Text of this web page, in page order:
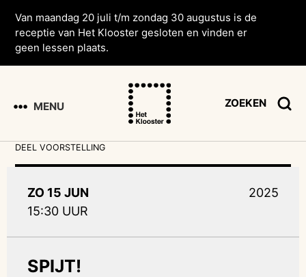
Van maandag 20 juli t/m zondag 30 augustus is de
receptie van Het Klooster gesloten en vinden er
geen lessen plaats.
MENU ZOEKEN
DEEL VOORSTELLING
ZO 15 JUN
15:30 UUR
2025
SPIJT!